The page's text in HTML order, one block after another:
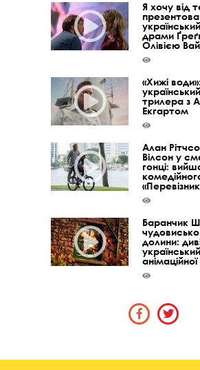
Я хочу від
драми
Олівією
«Хижі
трилера з
Екгартом
Алан
Вілсон у
гонці:
Баранчик
долини: